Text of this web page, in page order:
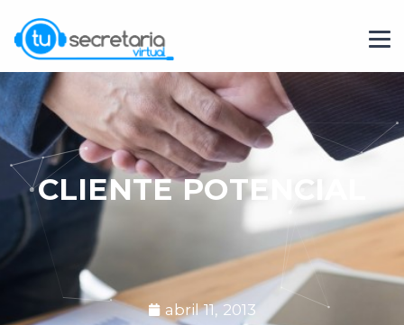
CLIENTE POTENCIAL
abril 11, 2013